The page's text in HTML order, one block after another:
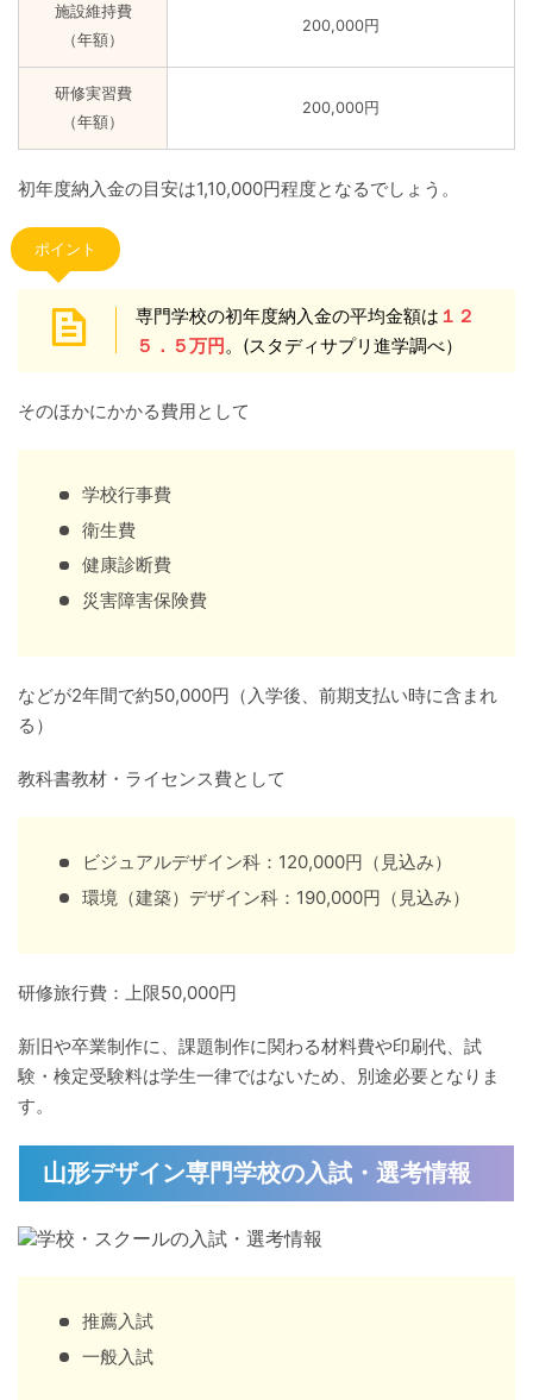
施設維持費
（年額）
200,000円
研修実習費
（年額）
200,000円
初年度納入金の目安は1,10,000円程度となるでしょう。
ポイント
専門学校の初年度納入金の平均金額は １２
５．５万円。(スタディサプリ進学調べ）
そのほかにかかる費用として
学校行事費
衛生費
健康診断費
災害障害保険費
などが2年間で約50,000円（入学後、前期支払い時に含まれ
る）
教科書教材・ライセンス費として
ビジュアルデザイン科：120,000円（見込み）
環境（建築）デザイン科：190,000円（見込み）
研修旅行費：上限50,000円
新旧や卒業制作に、課題制作に関わる材料費や印刷代、試
験・検定受験料は学生一律ではないため、別途必要となりま
す。
山形デザイン専門学校の入試・選考情報
推薦入試
一般入試